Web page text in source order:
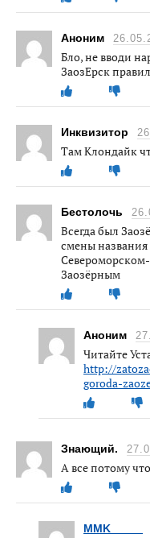
Аноним
Бло, не вводи
ЗаозЕрск
Инквизитор
Там Клондайк
Бестолочь
Всегда был
смены
Заозёрным
Аноним
Читайте
http://
goroda-
Знающий.
А все потому
MMK_____